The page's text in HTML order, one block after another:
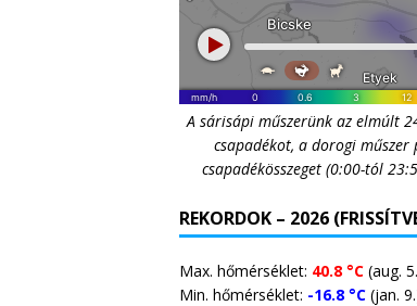
A sárisápi műszerünk az elmúlt
csapadékot, a dorogi műszer
csapadékösszeget (0:00-tól
REKORDOK – 2026
Max. hőmérséklet: 40.8 °C(aug.
Min. hőmérséklet: -16.8 °C(jan.